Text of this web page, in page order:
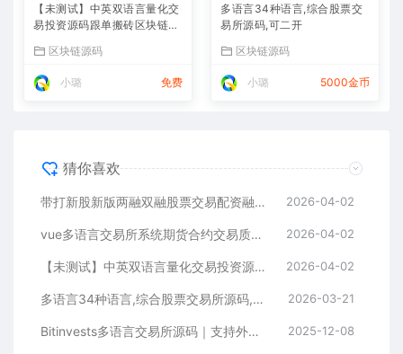
【未测试】中英双语言量化交
易投资源码跟单搬砖区块链交
+后端PHP
区块链源码
小璐 免费
多语言34种语言,综合股票交
易所源码,可二开
区块链源码
小璐 5000金币
猜你喜欢
带打新股新版两融双融股票交易配资融资融券打新股美股港股 2026-04-02
vue多语言交易所系统期货合约交易质押生息盲盒挖矿跟单 2026-04-02
【未测试】中英双语言量化交易投资源码跟单搬砖区块链交易所源码前端uniapp纯源码+后端PHP 2026-04-02
多语言34种语言,综合股票交易所源码,可二开 2026-03-21
Bitinvests多语言交易所源码｜支持外汇美股期货、合约期权、现货C2C、平台币与AI理财的全功能数字资产交易平台（含Vue前端+PHP后端纯源码） 2025-12-08